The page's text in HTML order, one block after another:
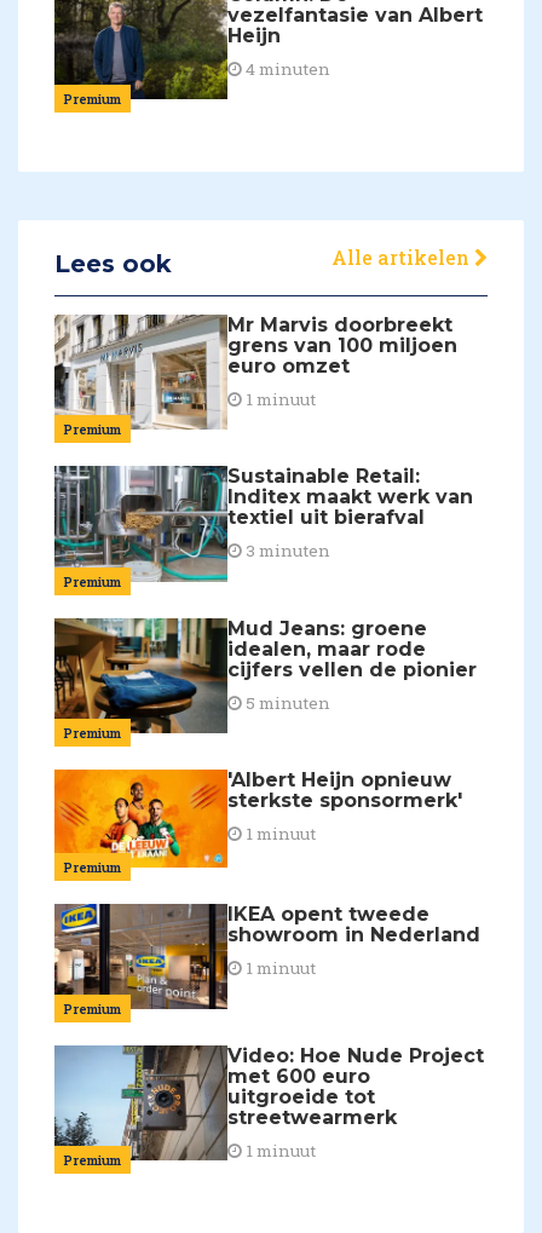
Premium
vezelfantasie van Albert
Heijn
4 minuten
Lees ook Alle artikelen
Premium
Mr Marvis doorbreekt
grens van 100 miljoen
euro omzet
1 minuut
Premium
Sustainable Retail:
Inditex maakt werk van
textiel uit bierafval
3 minuten
Premium
Mud Jeans: groene
idealen, maar rode
cijfers vellen de pionier
5 minuten
Premium
'Albert Heijn opnieuw
sterkste sponsormerk'
1 minuut
Premium
IKEA opent tweede
showroom in Nederland
1 minuut
Premium
Video: Hoe Nude Project
met 600 euro
uitgroeide tot
streetwearmerk
1 minuut